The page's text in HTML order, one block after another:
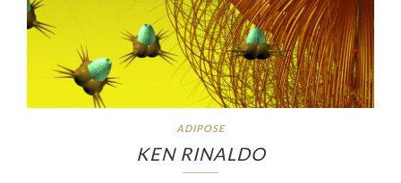
ADIPOSE
KEN RINALDO